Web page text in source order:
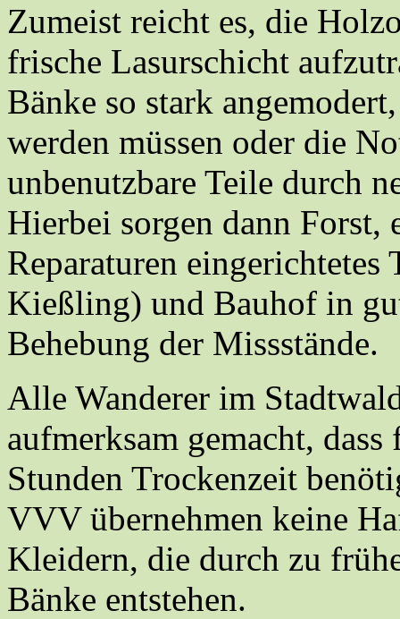
Zumeist reicht es, die
frische Lasurschicht
Bänke so stark
werden müssen oder die
unbenutzbare Teile durch
Hierbei sorgen dann Forst,
Reparaturen eingerichtetes
Kießling) und Bauhof in
Behebung der Missstände.
Alle Wanderer im
aufmerksam gemacht,
Stunden Trockenzeit
VVV übernehmen keine
Kleidern, die durch zu
Bänke entstehen.